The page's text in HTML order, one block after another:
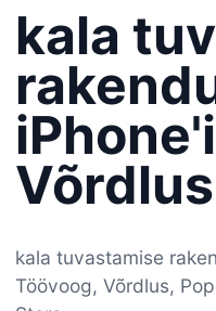
kala
Võrdlus
kala tuvastamise
Töövoog, Võrdlus,